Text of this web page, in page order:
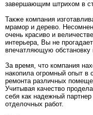
завершающим штрихом в
Также компания
мрамор и дерево.
очень красиво и
интерьера, Вы не
впечатляющую
За время, что компания
накопила огромный опыт в
ремонта различных
Учитывая качество
себя как надежный
отделочных работ.